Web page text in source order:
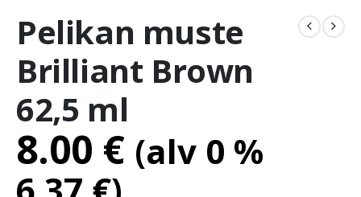
Pelikan muste
Brilliant Brown
62,5 ml
8.00 € (alv 0 %